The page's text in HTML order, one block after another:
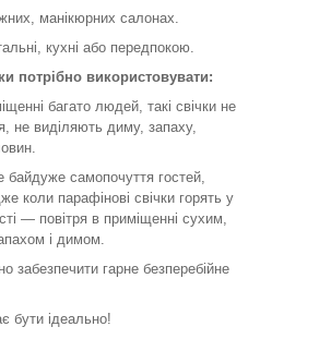
манікюрних салонах.
кухні або передпокою.
потрібно використовувати:
багато людей, такі свічки не
не виділяють диму, запаху,
самопочуття гостей,
коли парафінові свічки горять у
— повітря в приміщенні сухим,
і димом.
забезпечити гарне безперебійне
бути ідеально!